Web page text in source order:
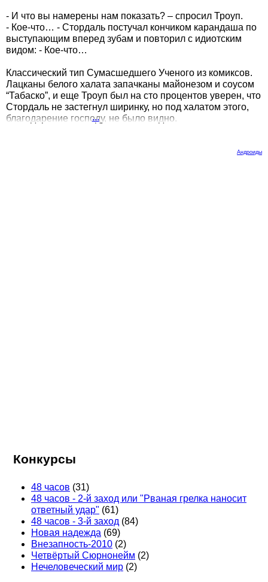
- И что вы намерены нам показать? – спросил Троуп.
- Кое-что… - Стордаль постучал кончиком карандаша по
выступающим вперед зубам и повторил с идиотским
видом: - Кое-что…
Классический тип Сумасшедшего Ученого из комиксов.
Лацканы белого халата запачканы майонезом и соусом
“Табаско”, и еще Троуп был на сто процентов уверен, что
Стордаль не застегнул ширинку, но под халатом этого,
благодарение господу, не было видно.
...
Андроиды
Конкурсы
48 часов (31)
48 часов - 2-й заход или "Рваная грелка наносит
ответный удар" (61)
48 часов - 3-й заход (84)
Новая надежда (69)
Внезапность-2010 (2)
Четвёртый Сюрнонейм (2)
Нечеловеческий мир (2)